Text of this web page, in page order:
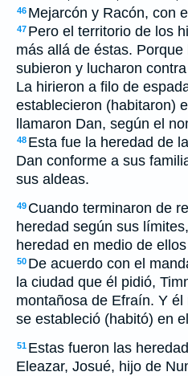
46 Mejarcón y Racón, con
47 Pero el territorio de los
más allá de éstas.
subieron y lucharon
La hirieron a filo de
establecieron (habitaron)
llamaron Dan, según el
48 Esta fue la heredad de
Dan conforme a sus
sus aldeas.
49 Cuando terminaron de
heredad según sus
heredad en medio de
50 De acuerdo con el
la ciudad que él pidió,
montañosa de Efraín. Y
se estableció (habitó) en
51 Estas fueron las
Eleazar, Josué, hijo de